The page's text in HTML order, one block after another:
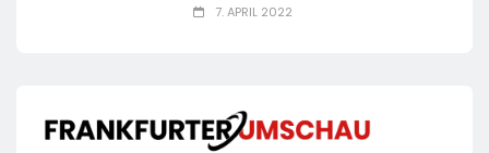
7. APRIL 2022